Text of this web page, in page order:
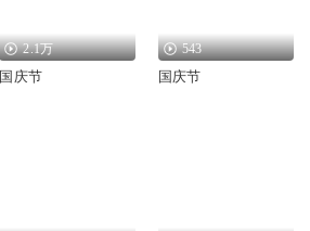
2.1万
国庆节
543
国庆节